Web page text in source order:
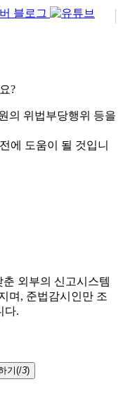
?
의 위법부당행위 등을
에 도움이 될 것입니
외부의 신고시스템
며, 준법감시인만 조
다.
기(/3)